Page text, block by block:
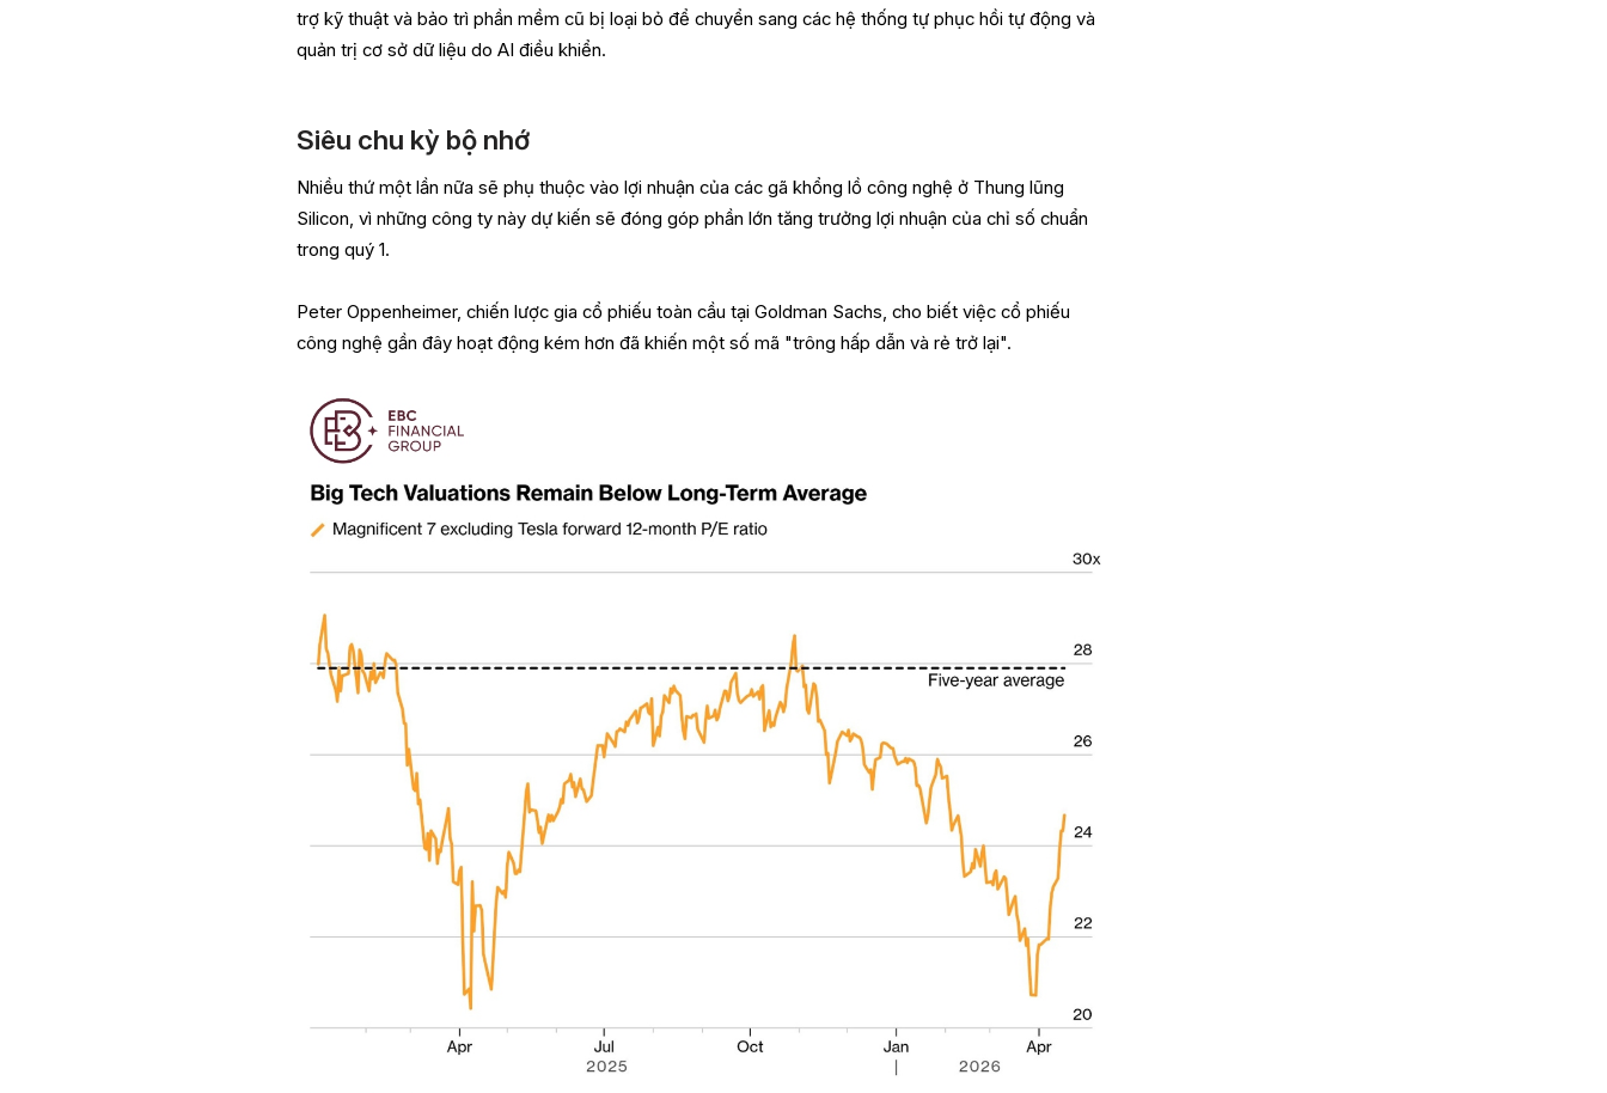
trợ kỹ thuật và bảo trì phần mềm cũ bị loại bỏ để chuyển sang các hệ thống tự phục hồi tự động và
quản trị cơ sở dữ liệu do AI điều khiển.
Siêu chu kỳ bộ nhớ
Nhiều thứ một lần nữa sẽ phụ thuộc vào lợi nhuận của các gã khổng lồ công nghệ ở Thung lũng
Silicon, vì những công ty này dự kiến sẽ đóng góp phần lớn tăng trưởng lợi nhuận của chỉ số chuẩn
trong quý 1.
Peter Oppenheimer, chiến lược gia cổ phiếu toàn cầu tại Goldman Sachs, cho biết việc cổ phiếu
công nghệ gần đây hoạt động kém hơn đã khiến một số mã "trông hấp dẫn và rẻ trở lại".